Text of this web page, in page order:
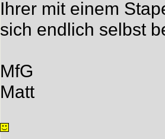
Ihrer mit einem
sich endlich selbst
MfG
Matt